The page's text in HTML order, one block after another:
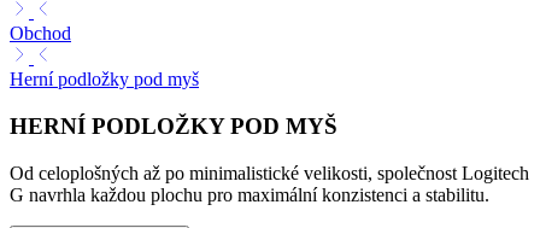
Obchod
Herní podložky pod myš
HERNÍ PODLOŽKY POD MYŠ
Od celoplošných až po minimalistické velikosti, společnost Logitech
G navrhla každou plochu pro maximální konzistenci a stabilitu.